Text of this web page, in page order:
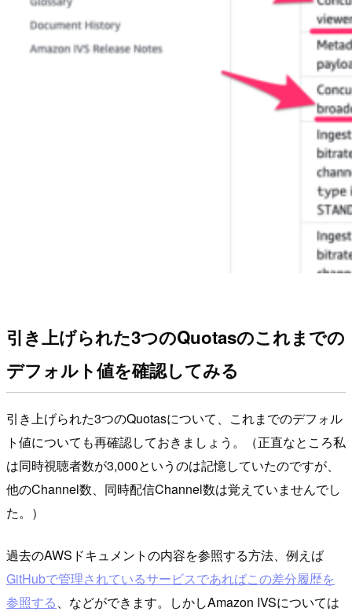
引き上げられた3つのQuotasのこれまでの
デフォルト値を確認してみる
引き上げられた3つのQuotasについて、これまでのデフォル
ト値についても再確認しておきましょう。（正直なところ私
は同時視聴者数が3,000というのは記憶していたのですが、
他のChannel数、同時配信Channel数は覚えていませんでし
た。）
過去のAWSドキュメントの内容を参照する方法、例えば
GitHubで管理されているサービスであればこの差分履歴を
参照する、などができます。しかしAmazon IVSについては